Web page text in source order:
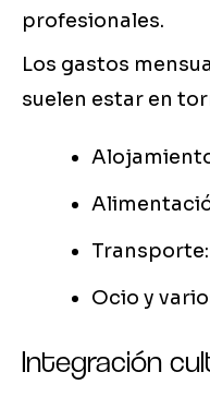
profesionales.
Los gastos
suelen estar en
Ocio y
Integración